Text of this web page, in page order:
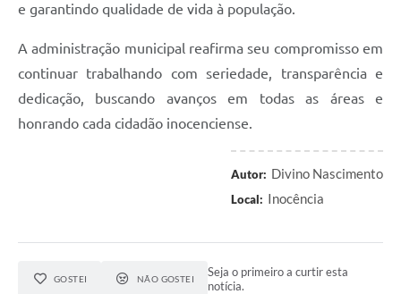
e garantindo qualidade de vida à população.
A administração municipal reafirma seu compromisso em
continuar trabalhando com seriedade, transparência e
dedicação, buscando avanços em todas as áreas e
honrando cada cidadão inocenciense.
Autor: Divino Nascimento
Local: Inocência
GOSTEI NÃO GOSTEI
Seja o primeiro a curtir esta
notícia.